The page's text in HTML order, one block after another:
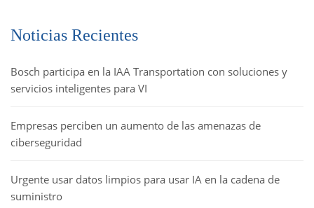
Noticias Recientes
Bosch participa en la IAA Transportation con soluciones y
servicios inteligentes para VI
Empresas perciben un aumento de las amenazas de
ciberseguridad
Urgente usar datos limpios para usar IA en la cadena de
suministro